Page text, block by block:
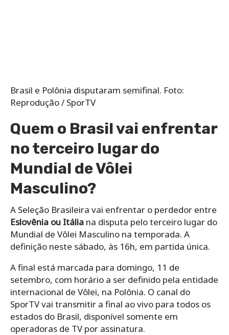
Brasil e Polônia disputaram semifinal. Foto:
Reprodução / SporTV
Quem o Brasil vai enfrentar
no terceiro lugar do
Mundial de Vôlei
Masculino?
A Seleção Brasileira vai enfrentar o perdedor entre
Eslovênia ou Itália na disputa pelo terceiro lugar do
Mundial de Vôlei Masculino na temporada. A
definição neste sábado, às 16h, em partida única.
A final está marcada para domingo, 11 de
setembro, com horário a ser definido pela entidade
internacional de Vôlei, na Polônia. O canal do
SporTV vai transmitir a final ao vivo para todos os
estados do Brasil, disponível somente em
operadoras de TV por assinatura.